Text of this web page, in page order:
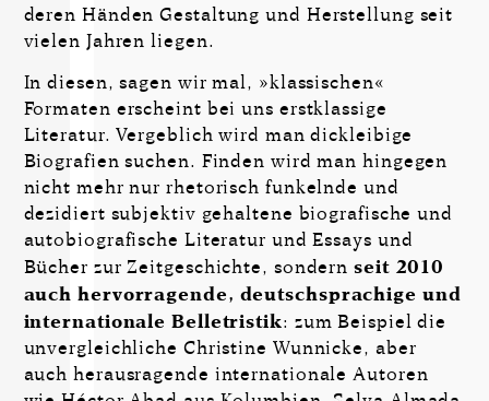
deren Händen Gestaltung und Herstellung seit
vielen Jahren liegen.
In diesen, sagen wir mal, »klassischen«
Formaten erscheint bei uns erstklassige
Literatur. Vergeblich wird man dickleibige
Biografien suchen. Finden wird man hingegen
nicht mehr nur rhetorisch funkelnde und
dezidiert subjektiv gehaltene biografische und
autobiografische Literatur und Essays und
Bücher zur Zeitgeschichte, sondernseit 2010
auch hervor­ra­gende, deutschsprachige und
internationale Belletristik: zum Beispiel die
unvergleichliche Christine Wunnicke, aber
auch herausragende internationale Autoren